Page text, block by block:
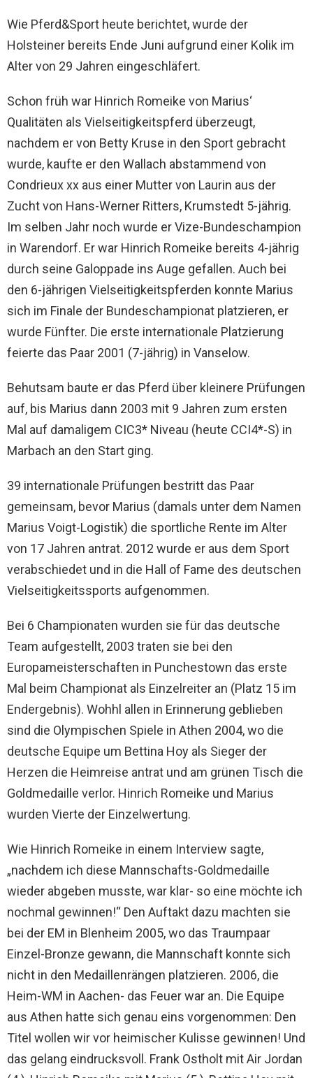
Wie Pferd&Sport heute berichtet, wurde der
Holsteiner bereits Ende Juni aufgrund einer Kolik im
Alter von 29 Jahren eingeschläfert.
Schon früh war Hinrich Romeike von Marius‘
Qualitäten als Vielseitigkeitspferd überzeugt,
nachdem er von Betty Kruse in den Sport gebracht
wurde, kaufte er den Wallach abstammend von
Condrieux xx aus einer Mutter von Laurin aus der
Zucht von Hans-Werner Ritters, Krumstedt 5-jährig.
Im selben Jahr noch wurde er Vize-Bundeschampion
in Warendorf. Er war Hinrich Romeike bereits 4-jährig
durch seine Galoppade ins Auge gefallen. Auch bei
den 6-jährigen Vielseitigkeitspferden konnte Marius
sich im Finale der Bundeschampionat platzieren, er
wurde Fünfter. Die erste internationale Platzierung
feierte das Paar 2001 (7-jährig) in Vanselow.
Behutsam baute er das Pferd über kleinere Prüfungen
auf, bis Marius dann 2003 mit 9 Jahren zum ersten
Mal auf damaligem CIC3* Niveau (heute CCI4*-S) in
Marbach an den Start ging.
39 internationale Prüfungen bestritt das Paar
gemeinsam, bevor Marius (damals unter dem Namen
Marius Voigt-Logistik) die sportliche Rente im Alter
von 17 Jahren antrat. 2012 wurde er aus dem Sport
verabschiedet und in die Hall of Fame des deutschen
Vielseitigkeitssports aufgenommen.
Bei 6 Championaten wurden sie für das deutsche
Team aufgestellt, 2003 traten sie bei den
Europameisterschaften in Punchestown das erste
Mal beim Championat als Einzelreiter an (Platz 15 im
Endergebnis). Wohhl allen in Erinnerung geblieben
sind die Olympischen Spiele in Athen 2004, wo die
deutsche Equipe um Bettina Hoy als Sieger der
Herzen die Heimreise antrat und am grünen Tisch die
Goldmedaille verlor. Hinrich Romeike und Marius
wurden Vierte der Einzelwertung.
Wie Hinrich Romeike in einem Interview sagte,
„nachdem ich diese Mannschafts-Goldmedaille
wieder abgeben musste, war klar- so eine möchte ich
nochmal gewinnen!“ Den Auftakt dazu machten sie
bei der EM in Blenheim 2005, wo das Traumpaar
Einzel-Bronze gewann, die Mannschaft konnte sich
nicht in den Medaillenrängen platzieren. 2006, die
Heim-WM in Aachen- das Feuer war an. Die Equipe
aus Athen hatte sich genau eins vorgenommen: Den
Titel wollen wir vor heimischer Kulisse gewinnen! Und
das gelang eindrucksvoll. Frank Ostholt mit Air Jordan